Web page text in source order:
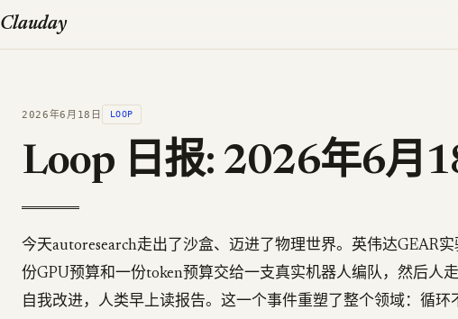
Clauday
2026年6月18日 LOOP
Loop 日报: 2026年6月
今天autoresearch走出了沙盒、迈进了物理世界。英伟达GEAR
份GPU预算和一份token预算交给一支真实机器人编队，然后人
自我改进，人类早上读报告。这一个事件重塑了整个领域：循